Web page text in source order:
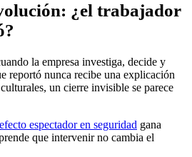
¿el trabajador
la empresa investiga, decide y
reportó nunca recibe una explicación
un cierre invisible se parece
efecto espectador en seguridad gana
que intervenir no cambia el